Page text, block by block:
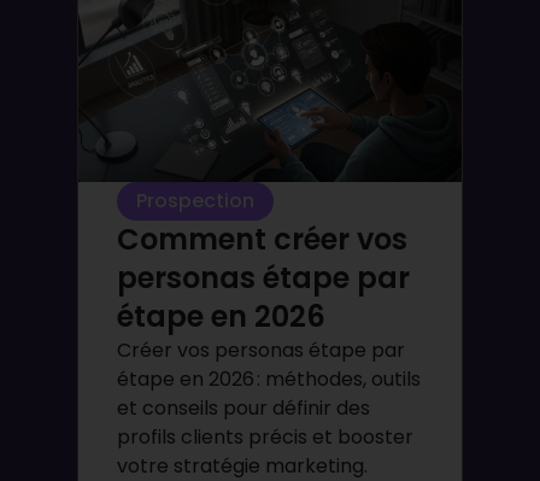
Prospection
Comment créer vos
personas étape par
étape en 2026
Créer vos personas étape par
étape en 2026 : méthodes, outils
et conseils pour définir des
profils clients précis et booster
votre stratégie marketing.